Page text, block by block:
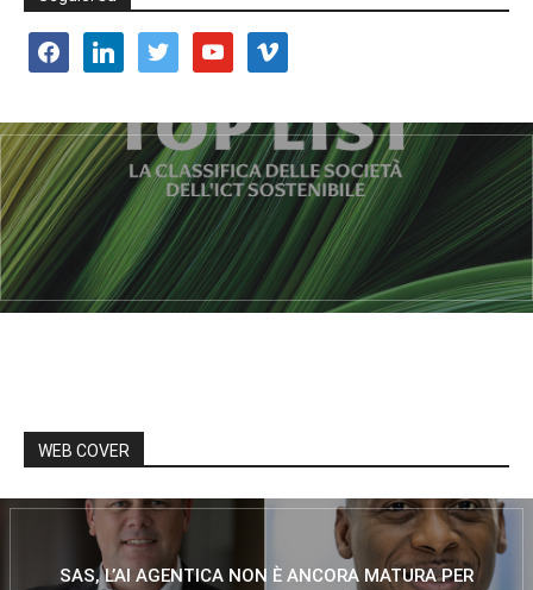
facebooklinkedin twitter youtube vimeo
WEB COVER
SAS, L’AI AGENTICA NON È ANCORA MATURA PER